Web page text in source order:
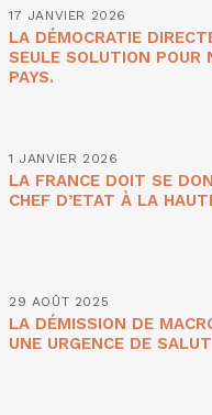
17 JANVIER 2026
LA DÉMOCRATIE
SEULE SOLUTION POUR
PAYS.
1 JANVIER 2026
LA FRANCE DOIT SE
CHEF D’ETAT À LA
29 AOÛT 2025
LA DÉMISSION DE
UNE URGENCE DE